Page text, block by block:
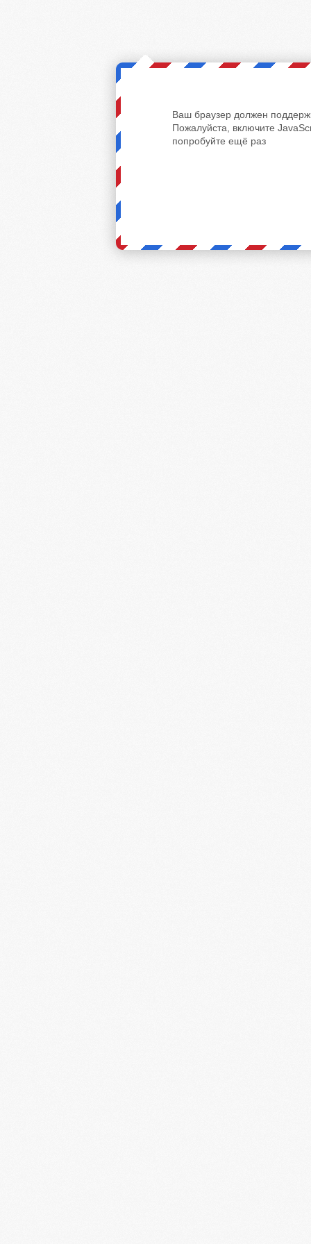
Ваш браузер должен
Пожалуйста, включите
попробуйте ещё раз